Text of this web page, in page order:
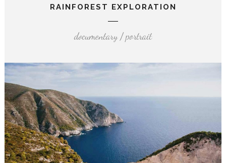
RAINFOREST EXPLORATION
documentary / portrait